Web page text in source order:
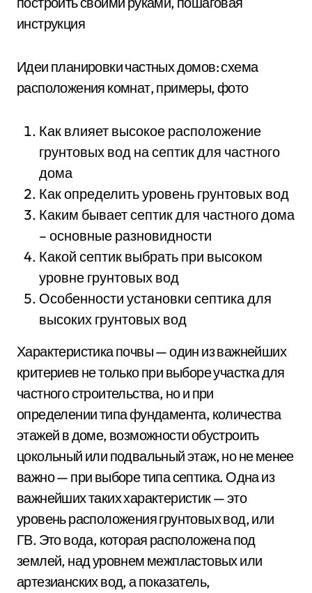
инструкция
Идеи планировки частных домов: схема
расположения комнат, примеры, фото
Как влияет высокое расположение
грунтовых вод на септик для частного
дома
Как определить уровень грунтовых вод
Каким бывает септик для частного дома
– основные разновидности
Какой септик выбрать при высоком
уровне грунтовых вод
Особенности установки септика для
высоких грунтовых вод
Характеристика почвы — один из важнейших
критериев не только при выборе участка для
частного строительства, но и при
определении типа фундамента, количества
этажей в доме, возможности обустроить
цокольный или подвальный этаж, но не менее
важно — при выборе типа септика. Одна из
важнейших таких характеристик — это
уровень расположения грунтовых вод, или
ГВ. Это вода, которая расположена под
землей, над уровнем межпластовых или
артезианских вод, а показатель,